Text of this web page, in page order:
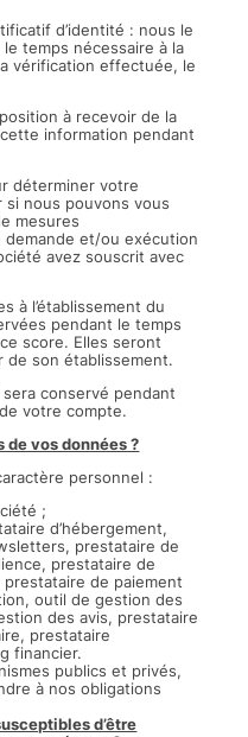
d’identité : nous le
temps nécessaire à la
vérification effectuée, le
à recevoir de la
information pendant
déterminer votre
si nous pouvons vous
mesures
et/ou exécution
avez souscrit avec
à l’établissement du
pendant le temps
score. Elles seront
de son établissement.
conservé pendant
votre compte.
de vos données ?
personnel :
;
d’hébergement,
prestataire de
prestataire de
de paiement
outil de gestion des
des avis, prestataire
prestataire
financier.
publics et privés,
à nos obligations
d’être